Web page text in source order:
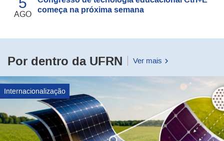
AGO
começa na próxima semana
Por dentro da UFRN Ver mais
Internacionalização